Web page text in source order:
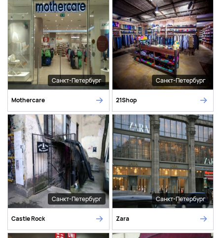
Санкт-Петербург
Mothercare
Санкт-Петербург
21Shop
Санкт-Петербург
Castle Rock
Санкт-Петербург
Zara